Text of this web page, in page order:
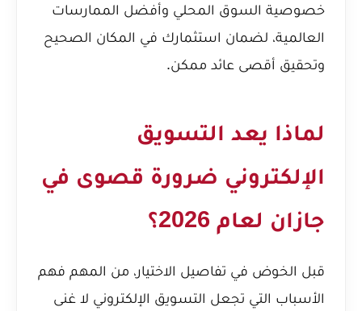
خصوصية السوق المحلي وأفضل الممارسات
العالمية، لضمان استثمارك في المكان الصحيح
وتحقيق أقصى عائد ممكن.
لماذا يعد التسويق
الإلكتروني ضرورة قصوى في
جازان لعام 2026؟
قبل الخوض في تفاصيل الاختيار، من المهم فهم
الأسباب التي تجعل التسويق الإلكتروني لا غنى